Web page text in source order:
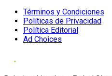
Términos y Condiciones
Políticas de Privacidad
Política Editorial
Ad Choices